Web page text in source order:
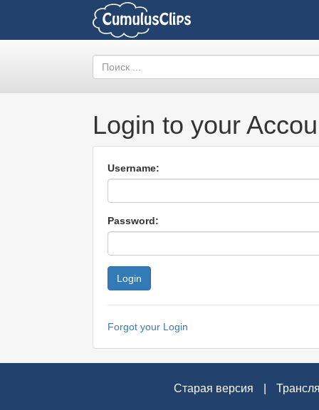
Login to your
Username:
Password:
Forgot your Login
Старая версия